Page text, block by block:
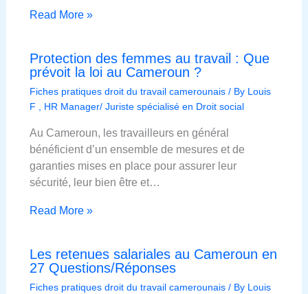
Read More »
Protection des femmes au travail : Que
prévoit la loi au Cameroun ?
Fiches pratiques droit du travail camerounais/ By Louis
F , HR Manager/ Juriste spécialisé en Droit social
Au Cameroun, les travailleurs en général
bénéficient d’un ensemble de mesures et de
garanties mises en place pour assurer leur
sécurité, leur bien être et…
Read More »
Les retenues salariales au Cameroun en
27 Questions/Réponses
Fiches pratiques droit du travail camerounais/ By Louis